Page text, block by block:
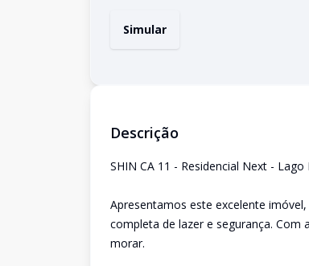
Simular
Descrição
SHIN CA 11 - Residencial Next - Lago
Apresentamos este excelente
completa de lazer e segurança.
morar.